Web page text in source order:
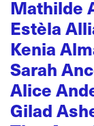
Mathilde
Estèla
Kenia
Sarah
Alice
Gilad